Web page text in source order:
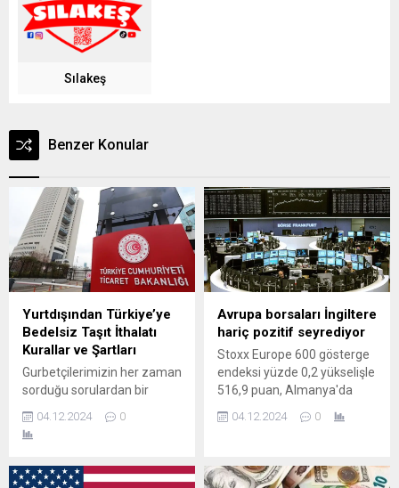
Sılakeş
Benzer Konular
Yurtdışından Türkiye’ye
Bedelsiz Taşıt İthalatı
Kurallar ve Şartları
Gurbetçilerimizin her zaman
sorduğu sorulardan bir
Türkiye'ye götürebilirim.
Tüm detaylar haberimizde
04.12.2024 0
Avrupa borsaları İngiltere
hariç pozitif seyrediyor
Stoxx Europe 600 gösterge
endeksi yüzde 0,2 yükselişle
516,9 puan, Almanya'da
artışla 20.186 puan ve
kaybıyla 8.340 puan
04.12.2024 0